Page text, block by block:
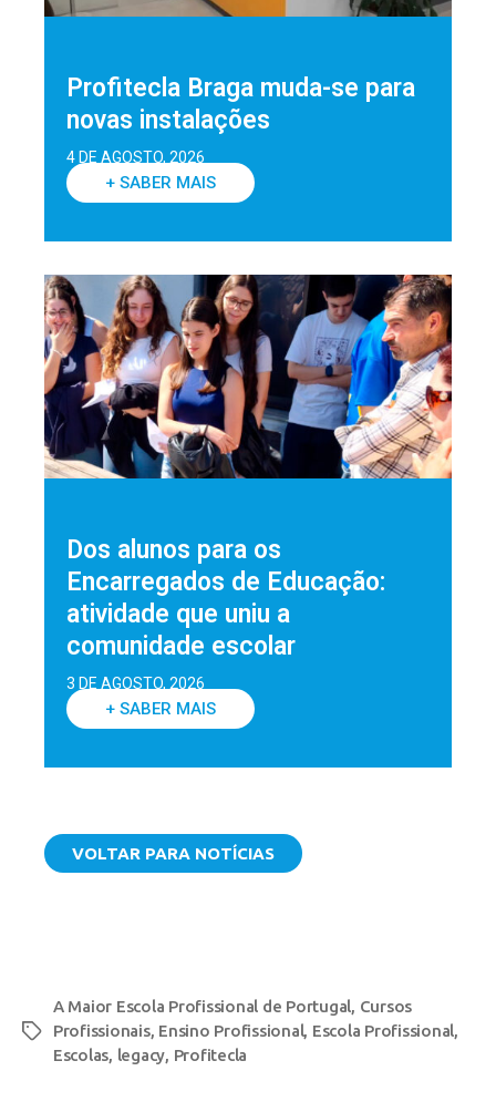
Profitecla Braga muda-se para
novas instalações
4 DE AGOSTO, 2026
+ SABER MAIS
Dos alunos para os
Encarregados de Educação:
atividade que uniu a
comunidade escolar
3 DE AGOSTO, 2026
+ SABER MAIS
VOLTAR PARA NOTÍCIAS
A Maior Escola Profissional de Portugal, Cursos
Profissionais, Ensino Profissional, Escola Profissional,
Escolas, legacy, Profitecla